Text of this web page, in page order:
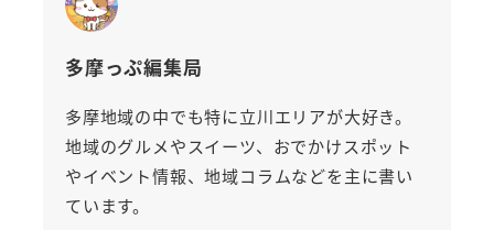
多摩っぷ編集局
多摩地域の中でも特に立川エリアが大好き。
地域のグルメやスイーツ、おでかけスポット
やイベント情報、地域コラムなどを主に書い
ています。